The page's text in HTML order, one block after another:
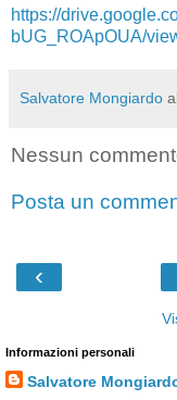
https://
bUG_ROApOUA/
Salvatore Mongiardo
Nessun
Posta un
‹
Informazioni personali
Salvatore